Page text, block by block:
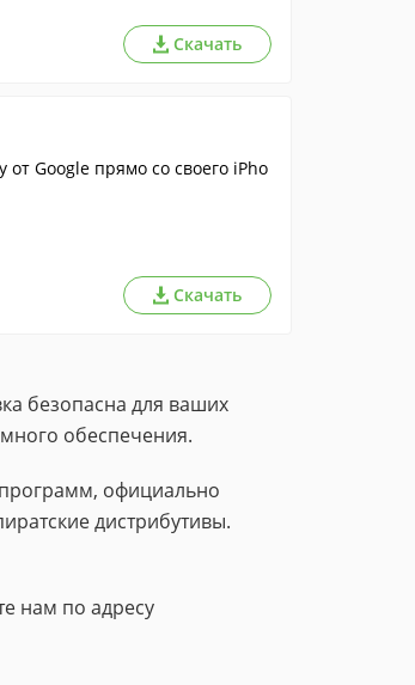
Скачать
Google прямо со своего iPho
Скачать
безопасна для ваших
обеспечения.
официально
дистрибутивы.
нам по адресу